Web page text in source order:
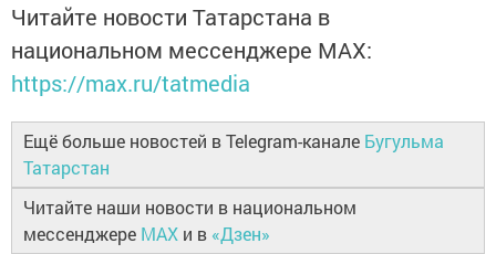
Читайте новости Татарстана в
национальном мессенджере MАХ:
https://max.ru/tatmedia
Ещё больше новостей в Telegram-канале Бугульма
Татарстан
Читайте наши новости в национальном
мессенджере MAX и в «Дзен»